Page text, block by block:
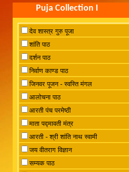
Puja Collection I
देव शास्त्र गुरु पूजा
शांति पाठ
दर्शन पाठ
निर्वाण काण्ड पाठ
जिनवर पूजन - स्वस्ति मंगल
आलोचना पाठ
आरती पंच परमेष्ठी
माता पद्मावती मंत्र
आरती - श्री शांति नाथ स्वामी
जय वीतराग विज्ञान
सम्यक पाठ